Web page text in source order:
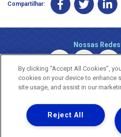
Compartilhar:
Nossas
Copyright © 2026 -
By clicking “Accept All Cookies”,
cookies on your device to enhance
site usage, and assist in our
Reject All